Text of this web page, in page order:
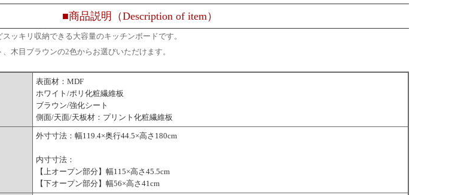
■商品説明（Description of item）
ッキリ収納できる大容量のキッチンボードです。
木目ブラウンの2色からお選びいただけます。
表面材：MDF
ホワイト/ポリ化粧繊維板
ブラウン/強化シート
側面/天面/天板材：プリント化粧繊維板
外寸寸法：幅119.4×奥行44.5×高さ180cm
内寸寸法：
【上オープン部分】幅115×高さ45.5cm
【下オープン部分】幅56×高さ41cm